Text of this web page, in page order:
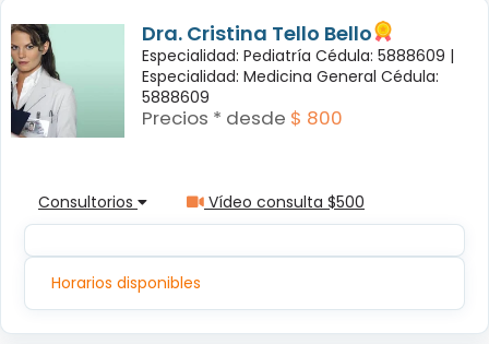
Dra. Cristina Tello Bello
Especialidad: Pediatría Cédula: 5888609 |
Especialidad: Medicina General Cédula:
5888609
Precios * desde $ 800
Consultorios Vídeo consulta $500
Horarios disponibles